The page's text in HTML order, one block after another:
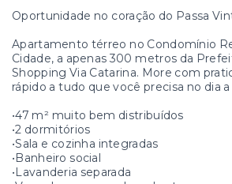
Oportunidade no coração do Passa
Apartamento térreo no Condomínio
Cidade, a apenas 300 metros da
Shopping Via Catarina. More com
rápido a tudo que você precisa no dia a
•47 m² muito bem distribuídos
•2 dormitórios
•Sala e cozinha integradas
•Banheiro social
•Lavanderia separada